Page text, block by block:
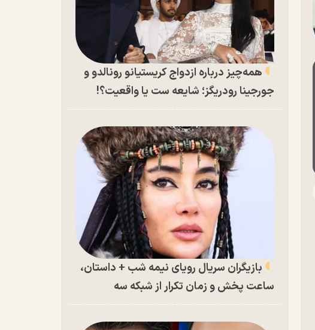
همه‌چیز درباره ازدواج کریستیانو رونالدو و
جورجینا رودریگز؛ شایعه ست یا واقعیت؟!
بازیگران سریال رویای نیمه شب + داستان،
ساعت پخش و زمان تکرار از شبکه سه